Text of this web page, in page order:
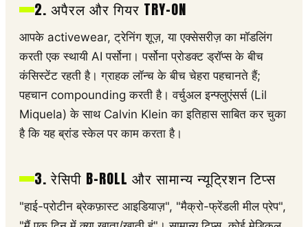
2. अपैरल और गियर TRY-ON
आपके activewear, ट्रेनिंग शूज़, या एक्सेसरीज़ का मॉडलिंग
करती एक स्थायी AI पर्सोना। पर्सोना प्रोडक्ट ड्रॉप्स के बीच
कंसिस्टेंट रहती है। ग्राहक लॉन्च के बीच चेहरा पहचानते हैं;
पहचान compounding करती है। वर्चुअल इन्फ्लुएंसर्स (Lil
Miquela) के साथ Calvin Klein का इतिहास साबित कर चुका
है कि यह ब्रांड स्केल पर काम करता है।
3. रेसिपी B-ROLL और सामान्य न्यूट्रिशन टिप्स
"हाई-प्रोटीन ब्रेकफ़ास्ट आइडियाज़", "मैक्रो-फ्रेंडली मील प्रेप",